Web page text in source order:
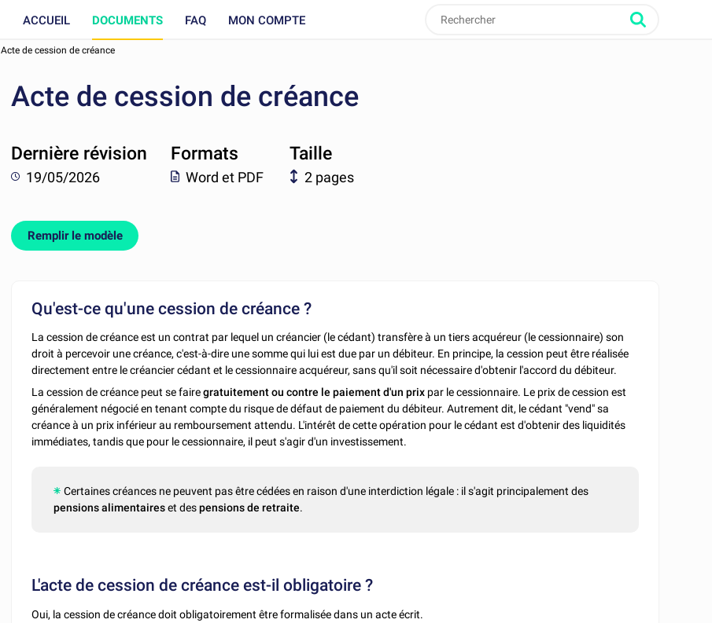
ACCUEIL DOCUMENTS FAQ MON COMPTE
Acte de cession de créance
Acte de cession de créance
Dernière révision
19/05/2026
Formats
Word et PDF
Taille
2 pages
Remplir le modèle
Qu'est-ce qu'une cession de créance ?
La cession de créance est un contrat par lequel un créancier (le cédant) transfère à un tiers acquéreur (le cessionnaire) son
droit à percevoir une créance, c'est-à-dire une somme qui lui est due par un débiteur. En principe, la cession peut être réalisée
directement entre le créancier cédant et le cessionnaire acquéreur, sans qu'il soit nécessaire d'obtenir l'accord du débiteur.
La cession de créance peut se fairegratuitement ou contre le paiement d'un prix par le cessionnaire. Le prix de cession est
généralement négocié en tenant compte du risque de défaut de paiement du débiteur. Autrement dit, le cédant "vend" sa
créance à un prix inférieur au remboursement attendu. L'intérêt de cette opération pour le cédant est d'obtenir des liquidités
immédiates, tandis que pour le cessionnaire, il peut s'agir d'un investissement.
Certaines créances ne peuvent pas être cédées en raison d'une interdiction légale : il s'agit principalement des
pensions alimentaireset despensions de retraite.
L'acte de cession de créance est-il obligatoire ?
Oui, la cession de créance doit obligatoirement être formalisée dans un acte écrit.